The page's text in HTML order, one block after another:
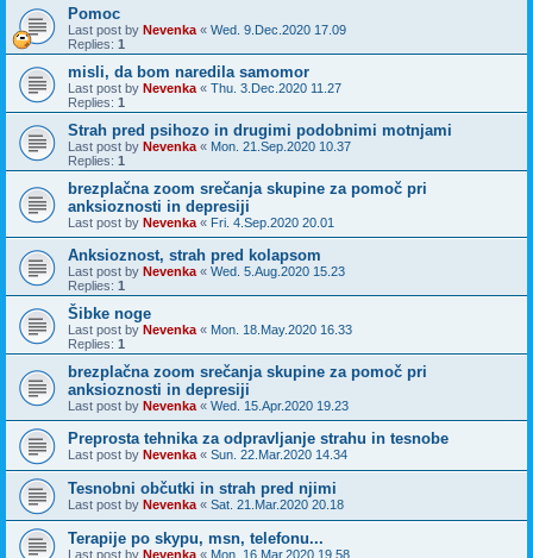
Pomoc
Last post by Nevenka « Wed. 9.Dec.2020 17.09
Replies: 1
misli, da bom naredila samomor
Last post by Nevenka « Thu. 3.Dec.2020 11.27
Replies: 1
Strah pred psihozo in drugimi podobnimi motnjami
Last post by Nevenka « Mon. 21.Sep.2020 10.37
Replies: 1
brezplačna zoom srečanja skupine za pomoč pri
anksioznosti in depresiji
Last post by Nevenka « Fri. 4.Sep.2020 20.01
Anksioznost, strah pred kolapsom
Last post by Nevenka « Wed. 5.Aug.2020 15.23
Replies: 1
Šibke noge
Last post by Nevenka « Mon. 18.May.2020 16.33
Replies: 1
brezplačna zoom srečanja skupine za pomoč pri
anksioznosti in depresiji
Last post by Nevenka « Wed. 15.Apr.2020 19.23
Preprosta tehnika za odpravljanje strahu in tesnobe
Last post by Nevenka « Sun. 22.Mar.2020 14.34
Tesnobni občutki in strah pred njimi
Last post by Nevenka « Sat. 21.Mar.2020 20.18
Terapije po skypu, msn, telefonu...
Last post by Nevenka « Mon. 16.Mar.2020 19.58